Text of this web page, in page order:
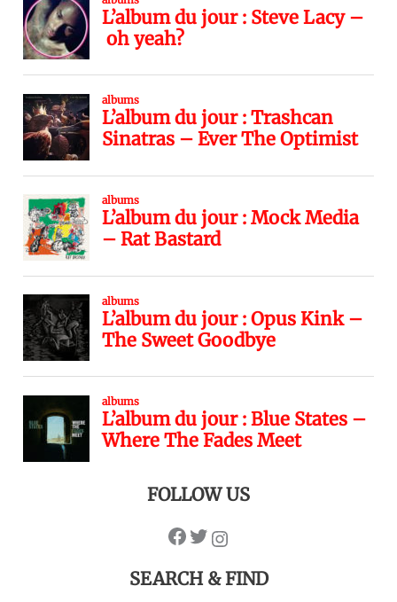
FOLLOW US
SEARCH & FIND